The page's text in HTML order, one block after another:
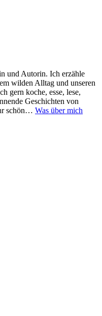
und Autorin. Ich erzähle
wilden Alltag und unseren
gern koche, esse, lese,
Geschichten von
schön… Was über mich